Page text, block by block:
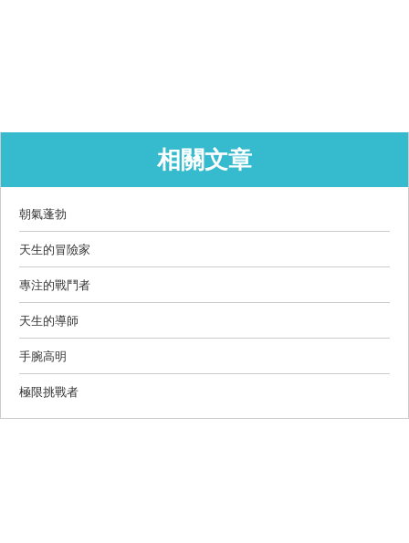
相關文章
朝氣蓬勃
天生的冒險家
專注的戰鬥者
天生的導師
手腕高明
極限挑戰者